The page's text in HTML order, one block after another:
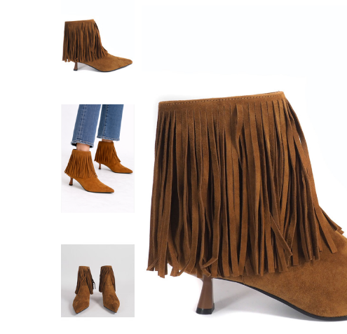
JEANS
SHORTS
ROKKEN
TOPS
BLOUSES
TRUIEN
VESTEN
SWIMWEAR
BODYWEAR
LOUNGEWEAR
SALE